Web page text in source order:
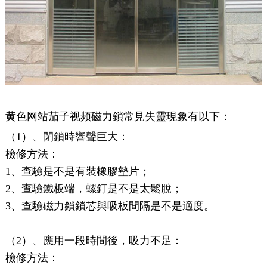
黄色网站茄子视频磁力鎖常見失靈現象有以下：
（1）、閉鎖時響聲巨大：
檢修方法：
1、查驗是不是有裝橡膠墊片；
2、查驗鐵板端，螺釘是不是太鬆脫；
3、查驗磁力鎖鎖芯與吸板間隔是不是適度。
（2）、應用一段時間後，吸力不足：
檢修方法：